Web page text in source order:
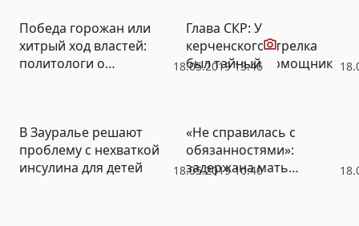
18.05.2019 13:46
Победа горожан или
хитрый ход властей:
политологи о
Глава СКР: У
керченского стрелка
был тайный помощник
18.05.2019 10:40
В Зауралье решают
проблему с нехваткой
инсулина для детей
«Не справилась с
обязанностями»:
задержана мать